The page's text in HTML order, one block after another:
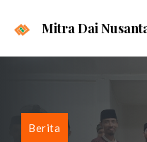
Mitra Dai
Berita